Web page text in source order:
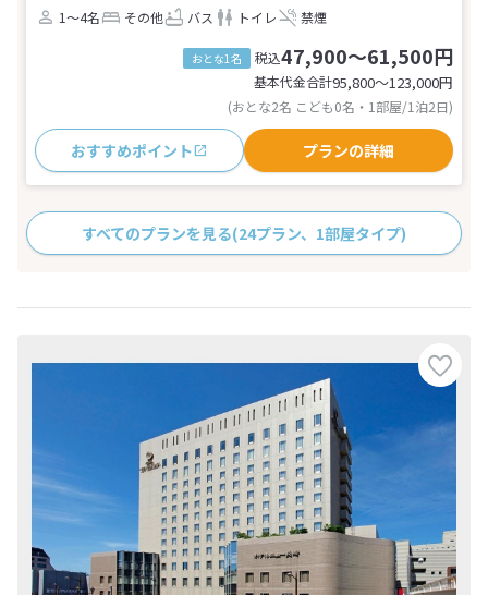
1～4名
その他 バス トイレ 禁煙
おとな1名 税込47,900～61,500円
基本代金合計95,800〜123,000円
(おとな2名 こども0名・1部屋/1泊2日)
おすすめポイント プランの詳細
すべてのプランを見る(24プラン、1部屋タイプ)